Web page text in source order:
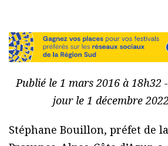
Publié le 1 mars 2016 à 18h32
jour le 1 décembre
Stéphane Bouillon, préfet de